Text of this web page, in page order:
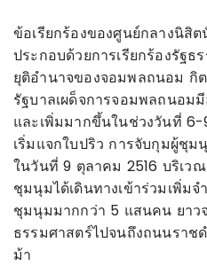
ข้อเรียกร้องของศูนย์กลางนิสิ
ประกอบด้วยการเรียกร้องรัฐ
ยุติอำนาจของจอมพลถนอม กิ
รัฐบาลเผด็จการจอมพลถนอม
และเพิ่มมากขึ้นในช่วงวันที่
เริ่มแจกใบปริว การจับกุมผู้ชุ
ในวันที่ 9 ตุลาคม 2516 บริเว
ชุมนุมได้เดินทางเข้าร่วมเพิ่ม
ชุมนุมมากกว่า 5 แสนคน ยาว
ธรรมศาสตร์ไปจนถึงถนนราช
ม้า